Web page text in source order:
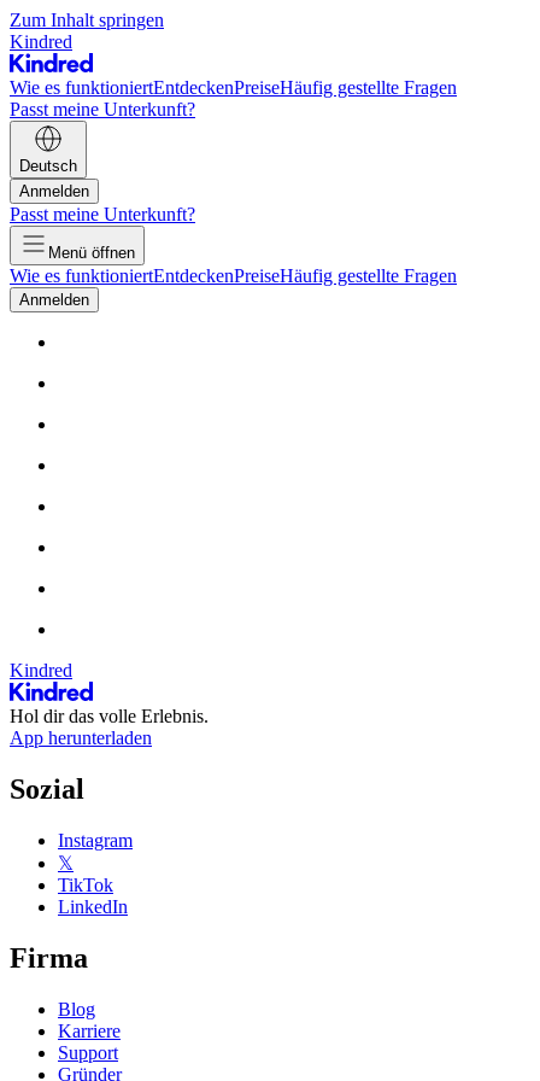
Zum Inhalt springen
Kindred
Wie es funktioniertEntdeckenPreiseHäufig gestellte Fragen
Passt meine Unterkunft?
Deutsch
Anmelden
Passt meine Unterkunft?
Menü öffnen
Wie es funktioniertEntdeckenPreiseHäufig gestellte Fragen
Anmelden
Kindred
Hol dir das volle Erlebnis.
App herunterladen
Sozial
Instagram
𝕏
TikTok
LinkedIn
Firma
Blog
Karriere
Support
Gründer